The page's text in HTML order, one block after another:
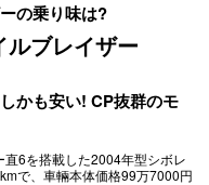
の乗り味は?
ブレイザー
かも安い! CP抜群のモ
6を搭載した2004年型シボレ
で、車輛本体価格99万7000円